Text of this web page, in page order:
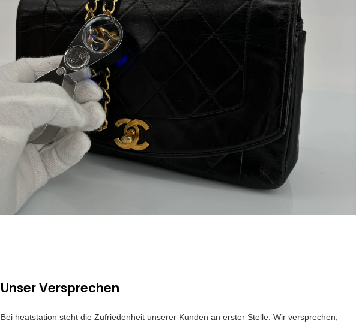
Unser Versprechen
Bei heatstation steht die Zufriedenheit unserer Kunden an erster Stelle. Wir versprechen,